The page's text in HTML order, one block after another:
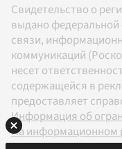
Свидетельство о
выдано
связи,
коммуникаций
несет
содержащейся в
предоставляет
Информация об
На информационном